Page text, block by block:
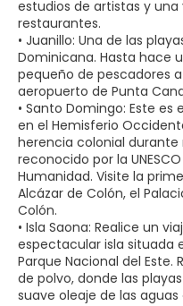
estudios de artistas y
restaurantes.
• Juanillo: Una de las
Dominicana. Hasta hace
pequeño de pescadores
aeropuerto de Punta
• Santo Domingo: Este
en el Hemisferio
herencia colonial durante
reconocido por la
Humanidad. Visite la
Alcázar de Colón, el
Colón.
• Isla Saona: Realice un
espectacular isla situada
Parque Nacional del Este.
de polvo, donde las
suave oleaje de las